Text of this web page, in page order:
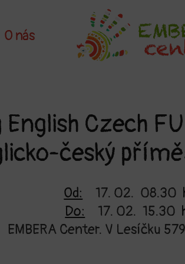
O nás
English Czech
český
Od: 17. 02. 08.30
Do:
17. 02. 15.30
EMBERA Center. V Lesíčku